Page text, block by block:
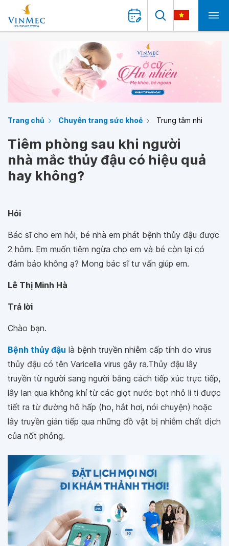
Trang chủ Chuyên trang sức khoẻ Trung tâm nhi
Tiêm phòng sau khi người
nhà mắc thủy đậu có hiệu quả
hay không?
Hỏi
Bác sĩ cho em hỏi, bé nhà em phát bệnh thủy đậu được
2 hôm. Em muốn tiêm ngừa cho em và bé còn lại có
đảm bảo không ạ? Mong bác sĩ tư vấn giúp em.
Lê Thị Minh Hà
Trả lời
Chào bạn.
Bệnh thủy đậu là bệnh truyền nhiễm cấp tính do virus
thủy đậu có tên Varicella virus gây ra.Thủy đậu lây
truyền từ người sang người bằng cách tiếp xúc trực tiếp,
lây lan qua không khí từ các giọt nước bọt nhỏ li ti được
tiết ra từ đường hô hấp (ho, hắt hơi, nói chuyện) hoặc
lây truyền gián tiếp qua những đồ vật bị nhiễm chất dịch
của nốt phỏng.